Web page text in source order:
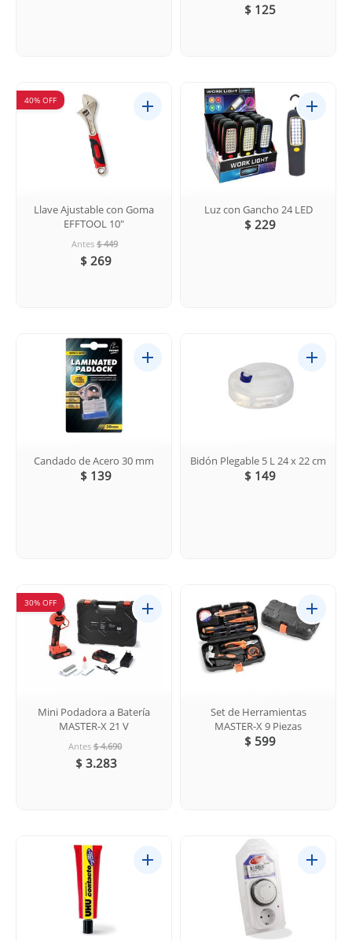
$ 125
40% OFF
Llave Ajustable con Goma
EFFTOOL 10"
Antes $ 449
$ 269
Luz con Gancho 24 LED
$ 229
Candado de Acero 30 mm
$ 139
Bidón Plegable 5 L 24 x 22 cm
$ 149
30% OFF
Mini Podadora a Batería
MASTER-X 21 V
Antes $ 4.690
$ 3.283
Set de Herramientas
MASTER-X 9 Piezas
$ 599